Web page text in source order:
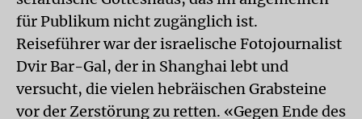
für Publikum nicht zugänglich ist.
Reiseführer war der israelische Fotojournalist
Dvir Bar-Gal, der in Shanghai lebt und
versucht, die vielen hebräischen Grabsteine
vor der Zerstörung zu retten. «Gegen Ende des